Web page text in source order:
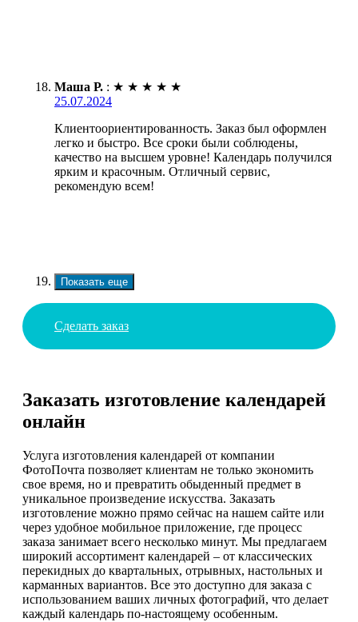
Маша Р. : ★ ★ ★ ★ ★
25.07.2024
Клиентоориентированность. Заказ был оформлен
легко и быстро. Все сроки были соблюдены,
качество на высшем уровне! Календарь получился
ярким и красочным. Отличный сервис,
рекомендую всем!
Показать еще
Сделать заказ
Заказать изготовление календарей
онлайн
Услуга изготовления календарей от компании
ФотоПочта позволяет клиентам не только экономить
свое время, но и превратить обыденный предмет в
уникальное произведение искусства. Заказать
изготовление можно прямо сейчас на нашем сайте или
через удобное мобильное приложение, где процесс
заказа занимает всего несколько минут. Мы предлагаем
широкий ассортимент календарей – от классических
перекидных до квартальных, отрывных, настольных и
карманных вариантов. Все это доступно для заказа с
использованием ваших личных фотографий, что делает
каждый календарь по-настоящему особенным.